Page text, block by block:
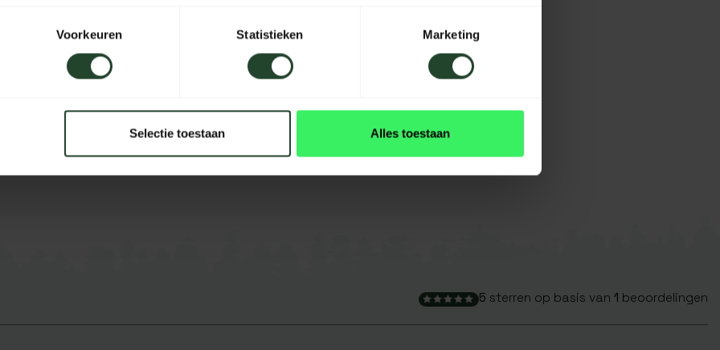
Voorkeuren Statistieken Marketing
Selectie toestaan Alles toestaan
historisch en echt...
staal, scherpe
hoeveelheid verkoold
foto's.
5 sterren op basis van 1 beoordelingen